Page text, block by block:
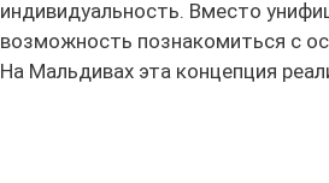
индивидуальность. Вместо
возможность познакомиться с
На Мальдивах эта концепция